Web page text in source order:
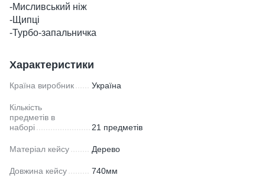
-Мисливський ніж
-Щипці
-Турбо-запальничка
Характеристики
Країна виробник Україна
Кількість
предметів в
наборі
21 предметів
Матеріал кейсу Дерево
Довжина кейсу 740мм